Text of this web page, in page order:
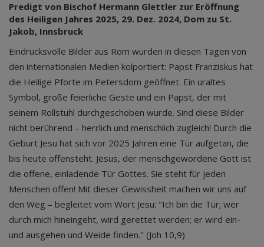
Predigt von Bischof Hermann Glettler zur Eröffnung
des Heiligen Jahres 2025, 29. Dez. 2024, Dom zu St.
Jakob, Innsbruck
Eindrucksvolle Bilder aus Rom wurden in diesen Tagen von
den internationalen Medien kolportiert: Papst Franziskus hat
die Heilige Pforte im Petersdom geöffnet. Ein uraltes
Symbol, große feierliche Geste und ein Papst, der mit
seinem Rollstuhl durchgeschoben wurde. Sind diese Bilder
nicht berührend – herrlich und menschlich zugleich! Durch die
Geburt Jesu hat sich vor 2025 Jahren eine Tür aufgetan, die
bis heute offensteht. Jesus, der menschgewordene Gott ist
die offene, einladende Tür Gottes. Sie steht für jeden
Menschen offen! Mit dieser Gewissheit machen wir uns auf
den Weg – begleitet vom Wort Jesu: "Ich bin die Tür; wer
durch mich hineingeht, wird gerettet werden; er wird ein-
und ausgehen und Weide finden." (Joh 10,9)